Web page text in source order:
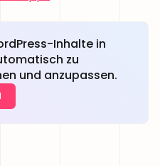
Inhalte in
zu
und anzupassen.